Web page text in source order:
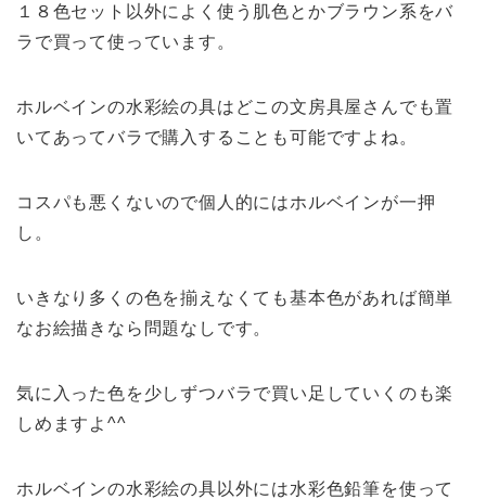
１８色セット以外によく使う肌色とかブラウン系をバ
ラで買って使っています。
ホルベインの水彩絵の具はどこの文房具屋さんでも置
いてあってバラで購入することも可能ですよね。
コスパも悪くないので個人的にはホルベインが一押
し。
いきなり多くの色を揃えなくても基本色があれば簡単
なお絵描きなら問題なしです。
気に入った色を少しずつバラで買い足していくのも楽
しめますよ^^
ホルベインの水彩絵の具以外には水彩色鉛筆を使って